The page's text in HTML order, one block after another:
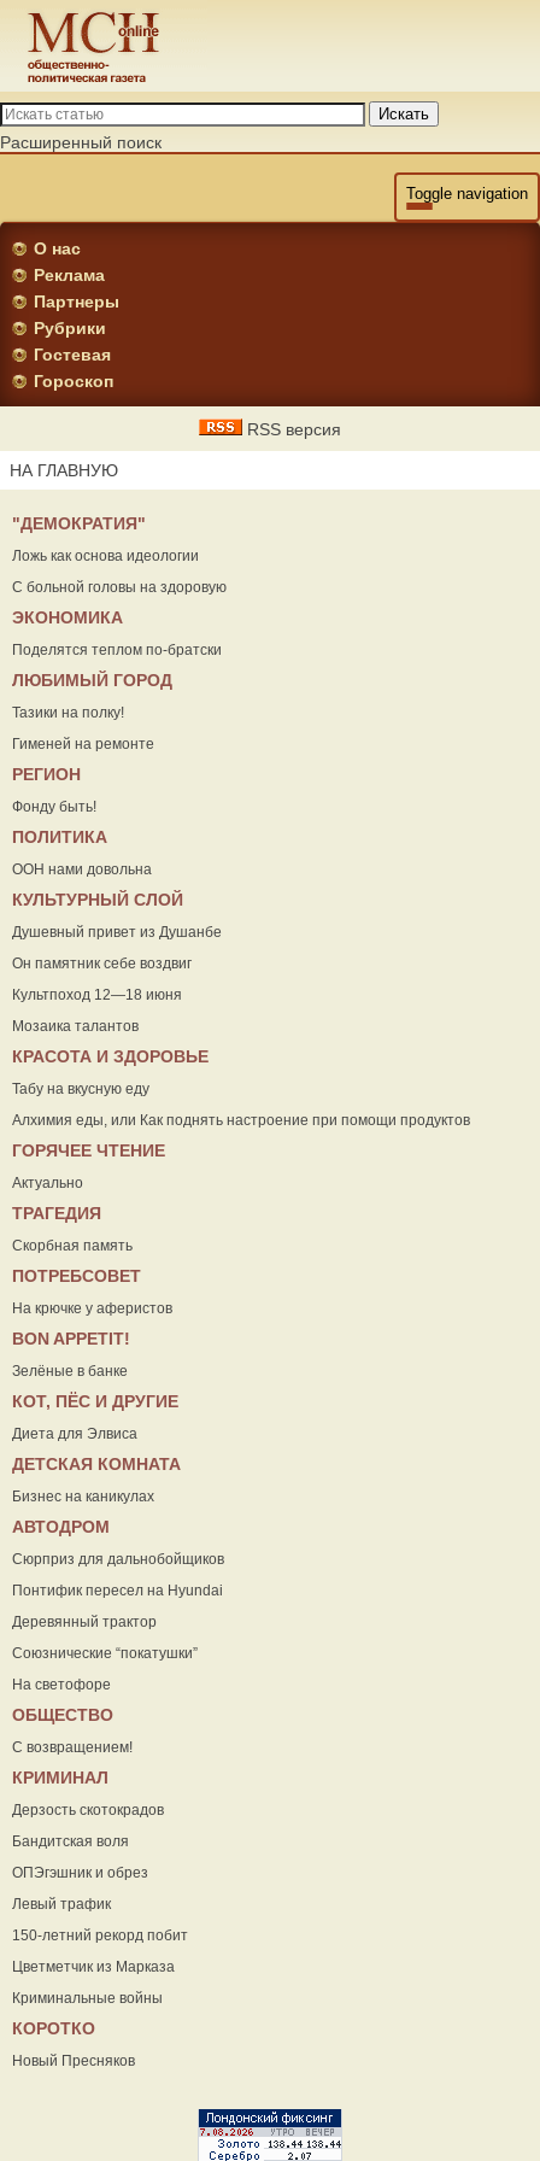
Искать
Расширенный поиск
Toggle navigation
О нас
Реклама
Партнеры
Рубрики
Гостевая
Гороскоп
RSS версия
НА ГЛАВНУЮ
"ДЕМОКРАТИЯ"
Ложь как основа идеологии
С больной головы на здоровую
ЭКОНОМИКА
Поделятся теплом по-братски
ЛЮБИМЫЙ ГОРОД
Тазики на полку!
Гименей на ремонте
РЕГИОН
Фонду быть!
ПОЛИТИКА
ООН нами довольна
КУЛЬТУРНЫЙ СЛОЙ
Душевный привет из Душанбе
Он памятник себе воздвиг
Культпоход 12—18 июня
Мозаика талантов
КРАСОТА И ЗДОРОВЬЕ
Табу на вкусную еду
Алхимия еды, или Как поднять настроение при помощи продуктов
ГОРЯЧЕЕ ЧТЕНИЕ
Актуально
ТРАГЕДИЯ
Скорбная память
ПОТРЕБСОВЕТ
На крючке у аферистов
ВON APPETIT!
Зелёные в банке
КОТ, ПЁС И ДРУГИЕ
Диета для Элвиса
ДЕТСКАЯ КОМНАТА
Бизнес на каникулах
АВТОДРОМ
Сюрприз для дальнобойщиков
Понтифик пересел на Hyundai
Деревянный трактор
Союзнические “покатушки”
На светофоре
ОБЩЕСТВО
С возвращением!
КРИМИНАЛ
Дерзость скотокрадов
Бандитская воля
ОПЭгэшник и обрез
Левый трафик
150-летний рекорд побит
Цветметчик из Марказа
Криминальные войны
КОРОТКО
Новый Пресняков